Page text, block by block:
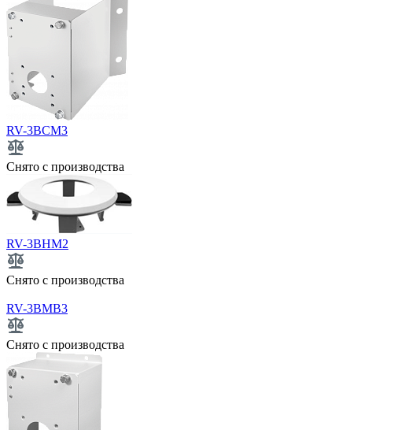
RV-3BCM3
Снято с производства
RV-3BHM2
Снято с производства
RV-3BMB3
Снято с производства